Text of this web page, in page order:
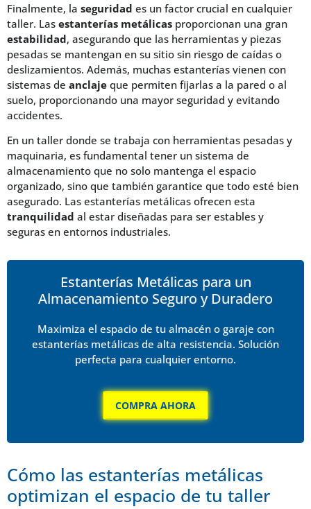
Finalmente, la seguridad es un factor crucial en cualquier
taller. Las estanterías metálicas proporcionan una gran
estabilidad, asegurando que las herramientas y piezas
pesadas se mantengan en su sitio sin riesgo de caídas o
deslizamientos. Además, muchas estanterías vienen con
sistemas de anclaje que permiten fijarlas a la pared o al
suelo, proporcionando una mayor seguridad y evitando
accidentes.
En un taller donde se trabaja con herramientas pesadas y
maquinaria, es fundamental tener un sistema de
almacenamiento que no solo mantenga el espacio
organizado, sino que también garantice que todo esté bien
asegurado. Las estanterías metálicas ofrecen esta
tranquilidad al estar diseñadas para ser estables y
seguras en entornos industriales.
Estanterías Metálicas para un
Almacenamiento Seguro y Duradero
Maximiza el espacio de tu almacén o garaje con
estanterías metálicas de alta resistencia. Solución
perfecta para cualquier entorno.
COMPRA AHORA
Cómo las estanterías metálicas
optimizan el espacio de tu taller